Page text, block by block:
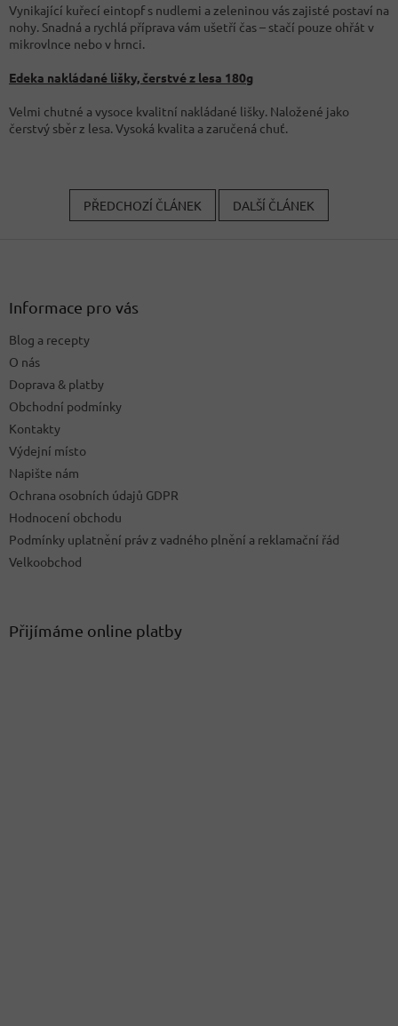
Vynikající kuřecí eintopf s nudlemi a zeleninou vás zajisté postaví na
nohy. Snadná a rychlá příprava vám ušetří čas – stačí pouze ohřát v
mikrovlnce nebo v hrnci.
Edeka nakládané lišky, čerstvé z lesa 180g
Velmi chutné a vysoce kvalitní nakládané lišky. Naložené jako
čerstvý sběr z lesa. Vysoká kvalita a zaručená chuť.
PŘEDCHOZÍ ČLÁNEK DALŠÍ ČLÁNEK
Informace pro vás
Blog a recepty
O nás
Doprava & platby
Obchodní podmínky
Kontakty
Výdejní místo
Napište nám
Ochrana osobních údajů GDPR
Hodnocení obchodu
Podmínky uplatnění práv z vadného plnění a reklamační řád
Velkoobchod
Přijímáme online platby